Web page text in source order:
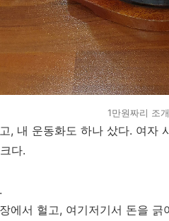
1만원짜리 조
, 내 운동화도 하나 샀다. 여자
다.
에서 헐고, 여기저기서 돈을 긁